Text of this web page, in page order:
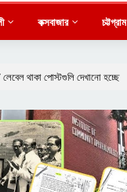
কক্সবাজার চট্টগ্রাম
লেবেল থাকা পোস্টগুলি দেখানো হচ্ছে